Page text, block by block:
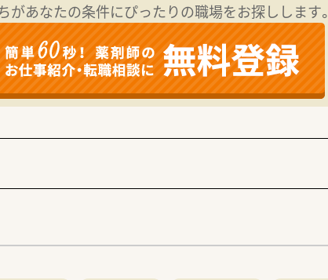
があなたの条件にぴったりの職場をお探しします。